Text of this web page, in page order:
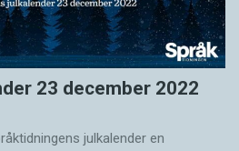
23 december 2022
julkalender en